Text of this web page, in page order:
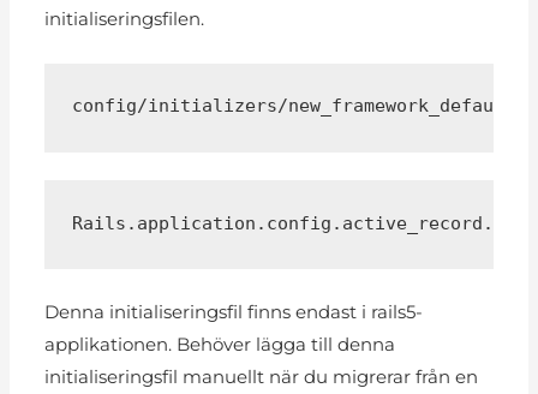
initialiseringsfilen.
config/initializers/
Denna initialiseringsfil finns endast i rails5-
applikationen. Behöver lägga till denna
initialiseringsfil manuellt när du migrerar från en